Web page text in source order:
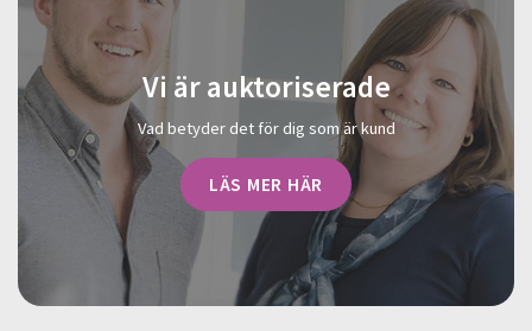
Vi är auktoriserade
Vad betyder det för dig som är kund
LÄS MER HÄR